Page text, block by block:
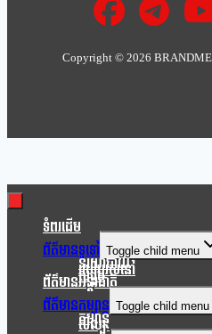
Copyright ©2026
ទំពរដើម
ព័ត៌មានទូទៅ Toggle child menu
នយោបាយ
របៀបរស់នៅ
សង្គម
ព័ត៌មានអន្តរជាតិ
ព័ត៌មានកម្សាន្ត Toggle child menu
កម្សាន្ត
សិល្បៈ